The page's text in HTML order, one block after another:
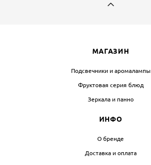
МАГАЗИН
Подсвечники и аромалампы
Фруктовая серия блюд
Зеркала и панно
ИНФО
О бренде
Доставка и оплата